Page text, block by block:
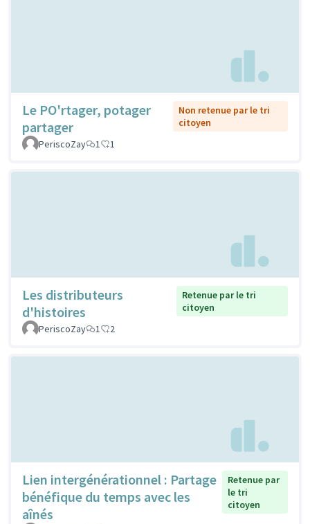
Le PO'rtager, potager
partager
Non retenue par le tri
citoyen
PeriscoZay
1 1
Les distributeurs
d'histoires
Retenue par le tri
citoyen
PeriscoZay
1 2
Lien intergénérationnel : Partage
bénéfique du temps avec les
aînés
Retenue par
le tri
citoyen